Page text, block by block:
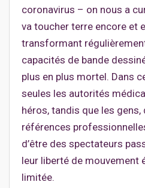
coronavirus – on nous a
va toucher terre encore et
transformant
capacités de bande
plus en plus mortel. Dans
seules les autorités
héros, tandis que les gens,
références
d’être des spectateurs
leur liberté de mouvement
limitée.